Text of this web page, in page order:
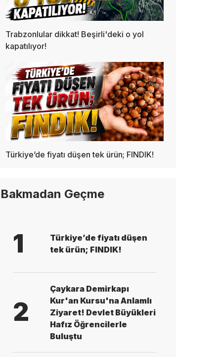
Trabzonlular dikkat! Beşirli'deki o yol
kapatılıyor!
Türkiye’de fiyatı düşen tek ürün; FINDIK!
Bakmadan Geçme
1
Türkiye’de fiyatı düşen
tek ürün; FINDIK!
2
Çaykara Demirkapı
Kur'an Kursu'na Anlamlı
Ziyaret! Devlet Büyükleri
Hafız Öğrencilerle
Buluştu